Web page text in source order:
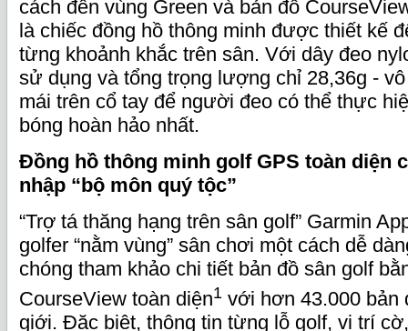
cách đến vùng Green và bản đồ
là chiếc đồng hồ thông minh được thiết kế
từng khoảnh khắc trên sân. Với dây đeo
sử dụng và tổng trọng lượng chỉ 28,36g -
mái trên cổ tay để người đeo có thể thực
bóng hoàn hảo nhất.
Đồng hồ thông minh golf GPS toàn diện
nhập “bộ môn quý tộc”
“Trợ tá thăng hạng trên sân golf” Garmin
golfer “nằm vùng” sân chơi một cách dễ
chóng tham khảo chi tiết bản đồ sân golf
CourseView toàn diện1 với hơn 43.000 bản
giới. Đặc biệt, thông tin từng lỗ golf, vị trí